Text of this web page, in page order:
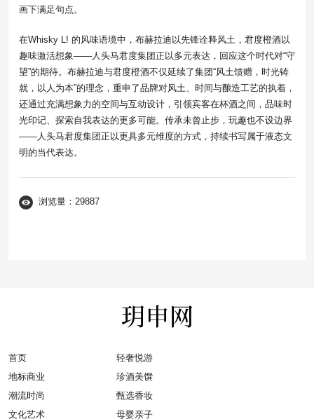
画下满足句点。
在Whisky L! 的风味语境中，布赫拉迪以先锋诠释风土，君度橙酒以
趣味激活想象——人头马君度集团正以多元表达，回应这个时代对“守
望”的期待。布赫拉迪与君度橙酒不仅延续了集团“风土馈赠，时光铸
就，以人为本”的理念，重申了品牌对风土、时间与酿造工艺的执着，
还通过充满想象力的空间与互动设计，引领宾客在杯酒之间，品味时
光印记、探索自我表达的更多可能。传承未曾止步，玩趣也不设边界
——人头马君度集团正以更具多元维度的方式，持续书写属于液态文
明的当代表达。
浏览量：29887
首页
轻奢悦游
地标商业
珍酒美馔
潮流时尚
甄选香妆
文化艺术
母婴亲子